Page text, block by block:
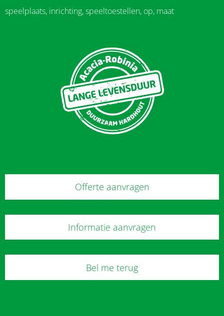
speelplaats, inrichting, speeltoestellen, op, maat
Offerte aanvragen
Informatie aanvragen
Bel me terug